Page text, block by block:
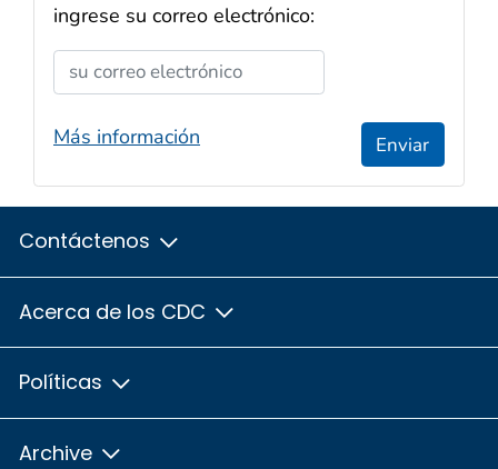
ingrese su correo electrónico:
Ingrese su correo electrónico
Más información Enviar
Contáctenos
Acerca de los CDC
Políticas
Archive